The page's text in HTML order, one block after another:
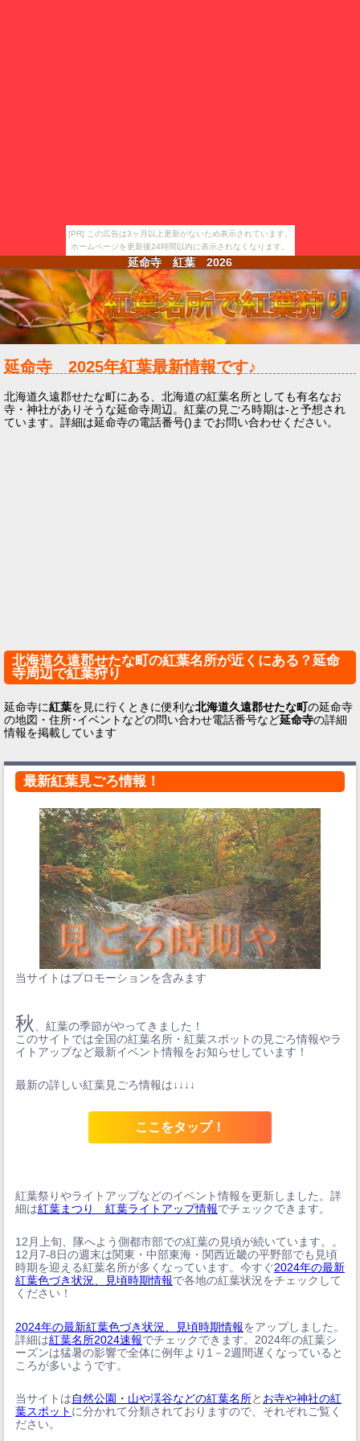
[PR] この広告は3ヶ月以上更新がないため表示されています。
ホームページを更新後24時間以内に表示されなくなります。
延命寺 紅葉 2026
延命寺 2025年紅葉最新情報です♪
北海道久遠郡せたな町にある、北海道の紅葉名所としても有名なお
寺・神社がありそうな延命寺周辺。紅葉の見ごろ時期は-と予想され
ています。詳細は延命寺の電話番号()までお問い合わせください。
北海道久遠郡せたな町の紅葉名所が近くにある？延命
寺周辺で紅葉狩り
延命寺に紅葉を見に行くときに便利な北海道久遠郡せたな町の延命寺
の地図・住所･イベントなどの問い合わせ電話番号など延命寺の詳細
情報を掲載しています
最新紅葉見ごろ情報！
当サイトはプロモーションを含みます
秋
、紅葉の季節がやってきました！
このサイトでは全国の紅葉名所・紅葉スポットの見ごろ情報やラ
イトアップなど最新イベント情報をお知らせしています！
最新の詳しい紅葉見ごろ情報は↓↓↓↓
ここをタップ！
紅葉祭りやライトアップなどのイベント情報を更新しました。詳
細は紅葉まつり 紅葉ライトアップ情報でチェックできます。
12月上旬、隊へよう側都市部での紅葉の見頃が続いています。。
12月7-8日の週末は関東・中部東海・関西近畿の平野部でも見頃
時期を迎える紅葉名所が多くなっています。今すぐ2024年の最新
紅葉色づき状況、見頃時期情報で各地の紅葉状況をチェックして
ください！
2024年の最新紅葉色づき状況、見頃時期情報をアップしました。
詳細は紅葉名所2024速報でチェックできます。2024年の紅葉シ
ーズンは猛暑の影響で全体に例年より1－2週間遅くなっていると
ころが多いようです。
当サイトは自然公園・山や渓谷などの紅葉名所と お寺や神社の紅
葉スポット に分かれて分類されておりますので、それぞれご覧く
ださい。